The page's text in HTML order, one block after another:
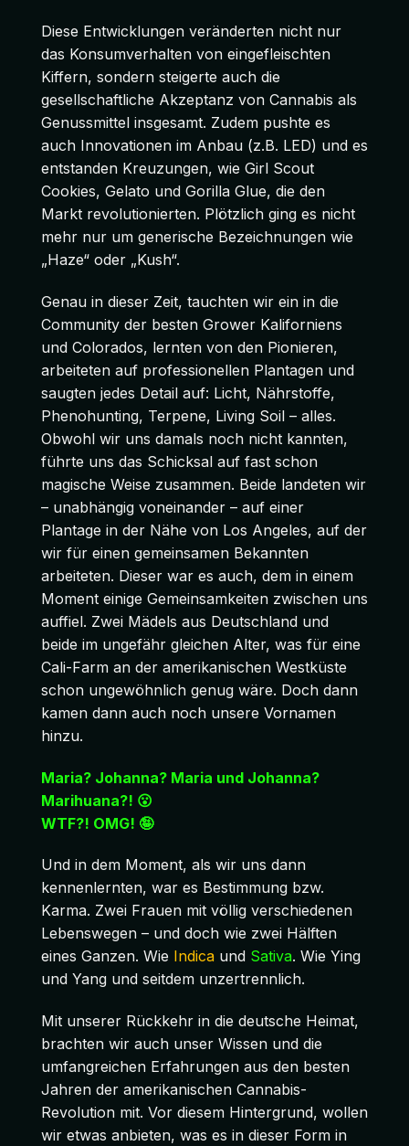
Diese Entwicklungen veränderten nicht nur
das Konsumverhalten von eingefleischten
Kiffern, sondern steigerte auch die
gesellschaftliche Akzeptanz von Cannabis als
Genussmittel insgesamt. Zudem pushte es
auch Innovationen im Anbau (z.B. LED) und es
entstanden Kreuzungen, wie Girl Scout
Cookies, Gelato und Gorilla Glue, die den
Markt revolutionierten. Plötzlich ging es nicht
mehr nur um generische Bezeichnungen wie
„Haze“ oder „Kush“.
Genau in dieser Zeit, tauchten wir ein in die
Community der besten Grower Kaliforniens
und Colorados, lernten von den Pionieren,
arbeiteten auf professionellen Plantagen und
saugten jedes Detail auf: Licht, Nährstoffe,
Phenohunting, Terpene, Living Soil – alles.
Obwohl wir uns damals noch nicht kannten,
führte uns das Schicksal auf fast schon
magische Weise zusammen. Beide landeten wir
– unabhängig voneinander – auf einer
Plantage in der Nähe von Los Angeles, auf der
wir für einen gemeinsamen Bekannten
arbeiteten. Dieser war es auch, dem in einem
Moment einige Gemeinsamkeiten zwischen uns
auffiel. Zwei Mädels aus Deutschland und
beide im ungefähr gleichen Alter, was für eine
Cali-Farm an der amerikanischen Westküste
schon ungewöhnlich genug wäre. Doch dann
kamen dann auch noch unsere Vornamen
hinzu.
Maria? Johanna? Maria und Johanna?
Marihuana?! 😮
WTF?! OMG! 🤪
Und in dem Moment, als wir uns dann
kennenlernten, war es Bestimmung bzw.
Karma. Zwei Frauen mit völlig verschiedenen
Lebenswegen – und doch wie zwei Hälften
eines Ganzen. Wie Indica und Sativa. Wie Ying
und Yang und seitdem unzertrennlich.
Mit unserer Rückkehr in die deutsche Heimat,
brachten wir auch unser Wissen und die
umfangreichen Erfahrungen aus den besten
Jahren der amerikanischen Cannabis-
Revolution mit. Vor diesem Hintergrund, wollen
wir etwas anbieten, was es in dieser Form in